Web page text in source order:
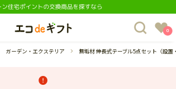
ン住宅ポイントの交換商品を探すなら
0
ガーデン・エクステリア 無垢材 伸長式テーブル5点セット（設